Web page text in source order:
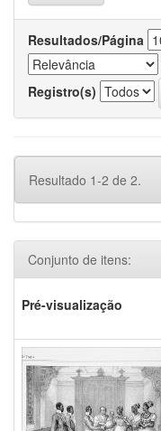
Resultados/Página
Registro(s)
Resultado 1-2 de 2.
Conjunto de itens:
Pré-visualização